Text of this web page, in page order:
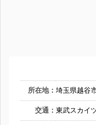
所在地： 埼玉県越谷
交通： 東武スカイ